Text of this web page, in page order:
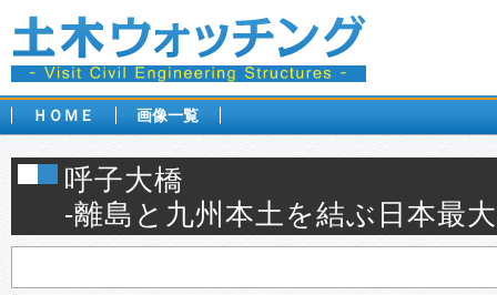
ＨＯＭＥ 画像一覧
呼子大橋
-離島と九州本土を結ぶ日本最